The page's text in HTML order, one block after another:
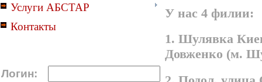
Услуги АБСТАР
Контакты
Логин:
У нас 4 филии:
1. Шулявка
Довженко (м.